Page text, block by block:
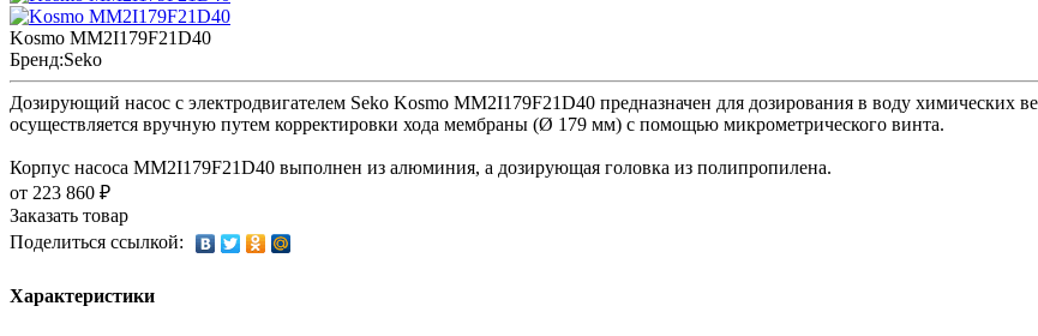
Kosmo MM2I179F21D40
Бренд:Seko
Дозирующий насос с электродвигателем Seko Kosmo MM2I179F21D40 предназначен для дозирования в воду химических
осуществляется вручную путем корректировки хода мембраны (Ø 179 мм) с помощью микрометрического винта.
Корпус насоса MM2I179F21D40 выполнен из алюминия, а дозирующая головка из полипропилена.
от 223 860 ₽
Заказать товар
Поделиться ссылкой:
Характеристики